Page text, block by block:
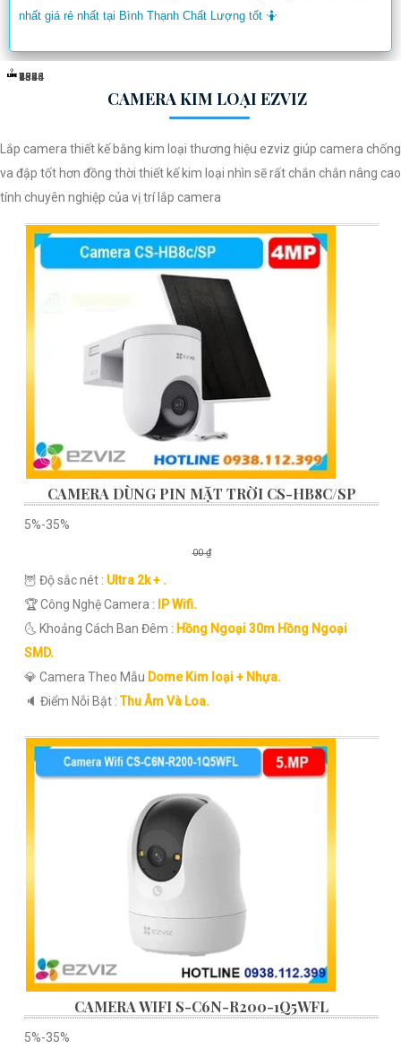
nhất giá rẻ nhất tại Bình Thạnh Chất Lượng tốt 🤷
CAMERA KIM LOẠI EZVIZ
Lắp camera thiết kế bằng kim loại thương hiệu ezviz giúp camera chống
va đập tốt hơn đồng thời thiết kế kim loại nhìn sẽ rất chắn chắn nâng cao
tính chuyên nghiệp của vị trí lắp camera
CAMERA DÙNG PIN MẶT TRỜI CS-HB8C/SP
5%-35%
00 ₫
🦉 Độ sắc nét : Ultra 2k + .
🏆 Công Nghệ Camera :
IP Wifi.
🌜 Khoảng Cách Ban Đêm : Hồng Ngoại 30m Hồng Ngoại
SMD.
💎 Camera Theo Mẫu Dome Kim loại + Nhựa.
️🔈 Điểm Nỗi Bật :Thu Âm Và Loa.
1343
CAMERA WIFI S-C6N-R200-1Q5WFL
5%-35%
894
650
639
905
709
2556
4654